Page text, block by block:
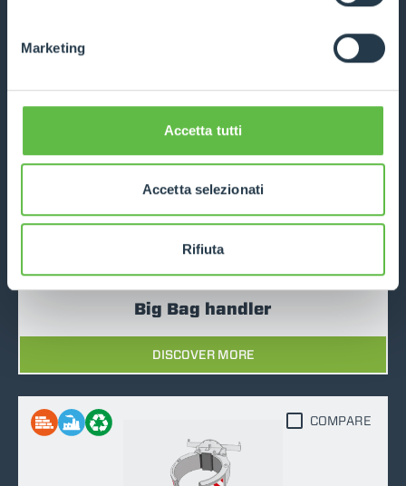
Marketing
Accetta tutti
Accetta selezionati
Rifiuta
DISCOVER MORE
Big Bag handler
DISCOVER MORE
COMPARE